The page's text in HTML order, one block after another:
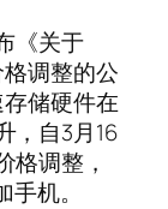
《关于
调整的公
储硬件在
，自3月16
格调整，
机。